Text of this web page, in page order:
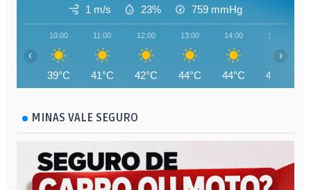
1 m/s 23% 759 mmHg
10:00
39°C
11:00
41°C
12:00
42°C
13:00
44°C
14:00
44°C
15:00
45°C
‹ ›
MINAS VALE SEGURO